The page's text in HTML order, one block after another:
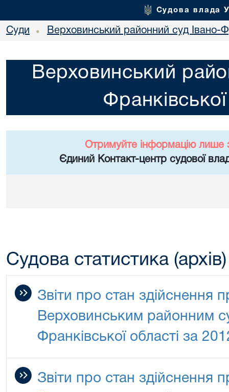
Судова влада
Суди • Верховинський районний суд Івано-
Верховинський
Отримуйте інформацію лише
Єдиний Контакт-центр судової
Судова статистика (архів)
Звіти про стан здійснення
Верховинським районним
Франківської області за
Звіти про стан здійснення